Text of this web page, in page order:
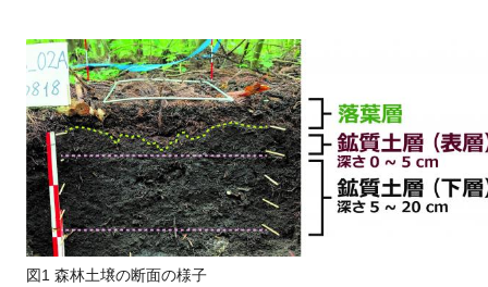
図1 森林土壌の断面の様子